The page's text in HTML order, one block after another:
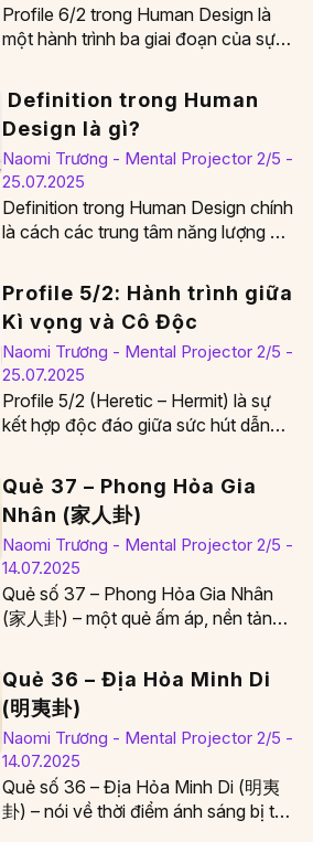
Profile 6/2 trong Human Design là
một hành trình ba giai đoạn của sự
Definition trong Human
Design là gì?
Naomi Trương - Mental Projector 2/5 -
25.07.2025
Definition trong Human Design chính
là cách các trung tâm năng lượng đã
Profile 5/2: Hành trình giữa
Kì vọng và Cô Độc
Naomi Trương - Mental Projector 2/5 -
25.07.2025
Profile 5/2 (Heretic – Hermit) là sự
kết hợp độc đáo giữa sức hút dẫn
Quẻ 37 – Phong Hỏa Gia
Nhân (家人卦)
Naomi Trương - Mental Projector 2/5 -
14.07.2025
Quẻ số 37 – Phong Hỏa Gia Nhân
(家人卦) – một quẻ ấm áp, nền tảng
Quẻ 36 – Địa Hỏa Minh Di
(明夷卦)
Naomi Trương - Mental Projector 2/5 -
14.07.2025
Quẻ số 36 – Địa Hỏa Minh Di (明夷
卦) – nói về thời điểm ánh sáng bị tổn